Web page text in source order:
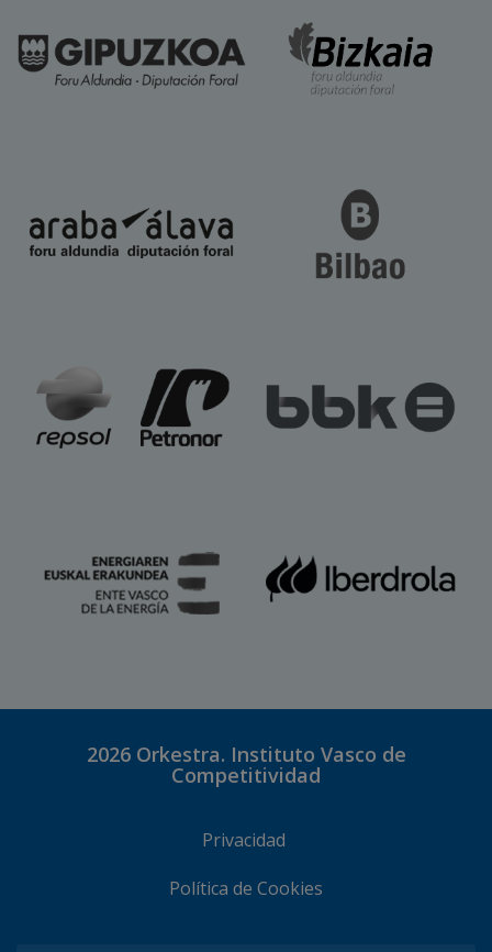
2026 Orkestra. Instituto Vasco de
Competitividad
Privacidad
Política de Cookies